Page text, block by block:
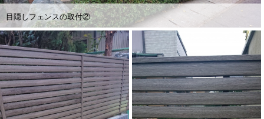
目隠しフェンスの取付②